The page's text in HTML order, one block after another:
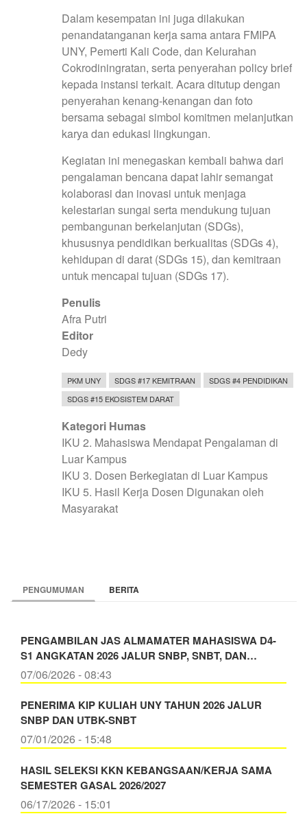
Dalam kesempatan ini juga dilakukan
penandatanganan kerja sama antara FMIPA
UNY, Pemerti Kali Code, dan Kelurahan
Cokrodiningratan, serta penyerahan policy brief
kepada instansi terkait. Acara ditutup dengan
penyerahan kenang-kenangan dan foto
bersama sebagai simbol komitmen melanjutkan
karya dan edukasi lingkungan.
Kegiatan ini menegaskan kembali bahwa dari
pengalaman bencana dapat lahir semangat
kolaborasi dan inovasi untuk menjaga
kelestarian sungai serta mendukung tujuan
pembangunan berkelanjutan (SDGs),
khususnya pendidikan berkualitas (SDGs 4),
kehidupan di darat (SDGs 15), dan kemitraan
untuk mencapai tujuan (SDGs 17).
Penulis
Afra Putri
Editor
Dedy
PKM UNY SDGS #17 KEMITRAAN
SDGS #4 PENDIDIKAN
SDGS #15 EKOSISTEM DARAT
Kategori Humas
IKU 2. Mahasiswa Mendapat Pengalaman di
Luar Kampus
IKU 3. Dosen Berkegiatan di Luar Kampus
IKU 5. Hasil Kerja Dosen Digunakan oleh
Masyarakat
PENGUMUMAN BERITA
PENGAMBILAN JAS ALMAMATER MAHASISWA D4-
S1 ANGKATAN 2026 JALUR SNBP, SNBT, DAN…
07/06/2026 - 08:43
PENERIMA KIP KULIAH UNY TAHUN 2026 JALUR
SNBP DAN UTBK-SNBT
07/01/2026 - 15:48
HASIL SELEKSI KKN KEBANGSAAN/KERJA SAMA
SEMESTER GASAL 2026/2027
06/17/2026 - 15:01